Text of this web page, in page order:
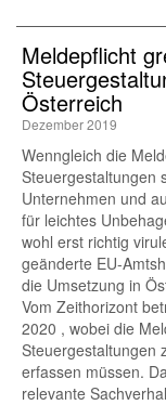
Meldepflicht
Österreich
Dezember 2019
Wenngleich die
Steuergestaltungen
Unternehmen und
für leichtes
wohl erst richtig
geänderte EU-
die Umsetzung in
Vom Zeithorizont
2020 , wobei die
Steuergestaltungen
erfassen müssen.
relevante